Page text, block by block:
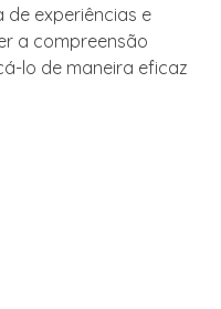
de experiências e
a compreensão
lo de maneira eficaz